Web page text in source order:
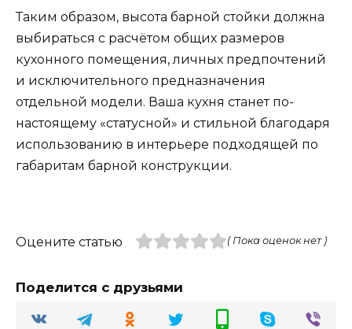
Таким образом, высота барной стойки должна
выбираться с расчётом общих размеров
кухонного помещения, личных предпочтений
и исключительного предназначения
отдельной модели. Ваша кухня станет по-
настоящему «статусной» и стильной благодаря
использованию в интерьере подходящей по
габаритам барной конструкции.
Оцените статью ( Пока оценок нет )
Поделится с друзьями